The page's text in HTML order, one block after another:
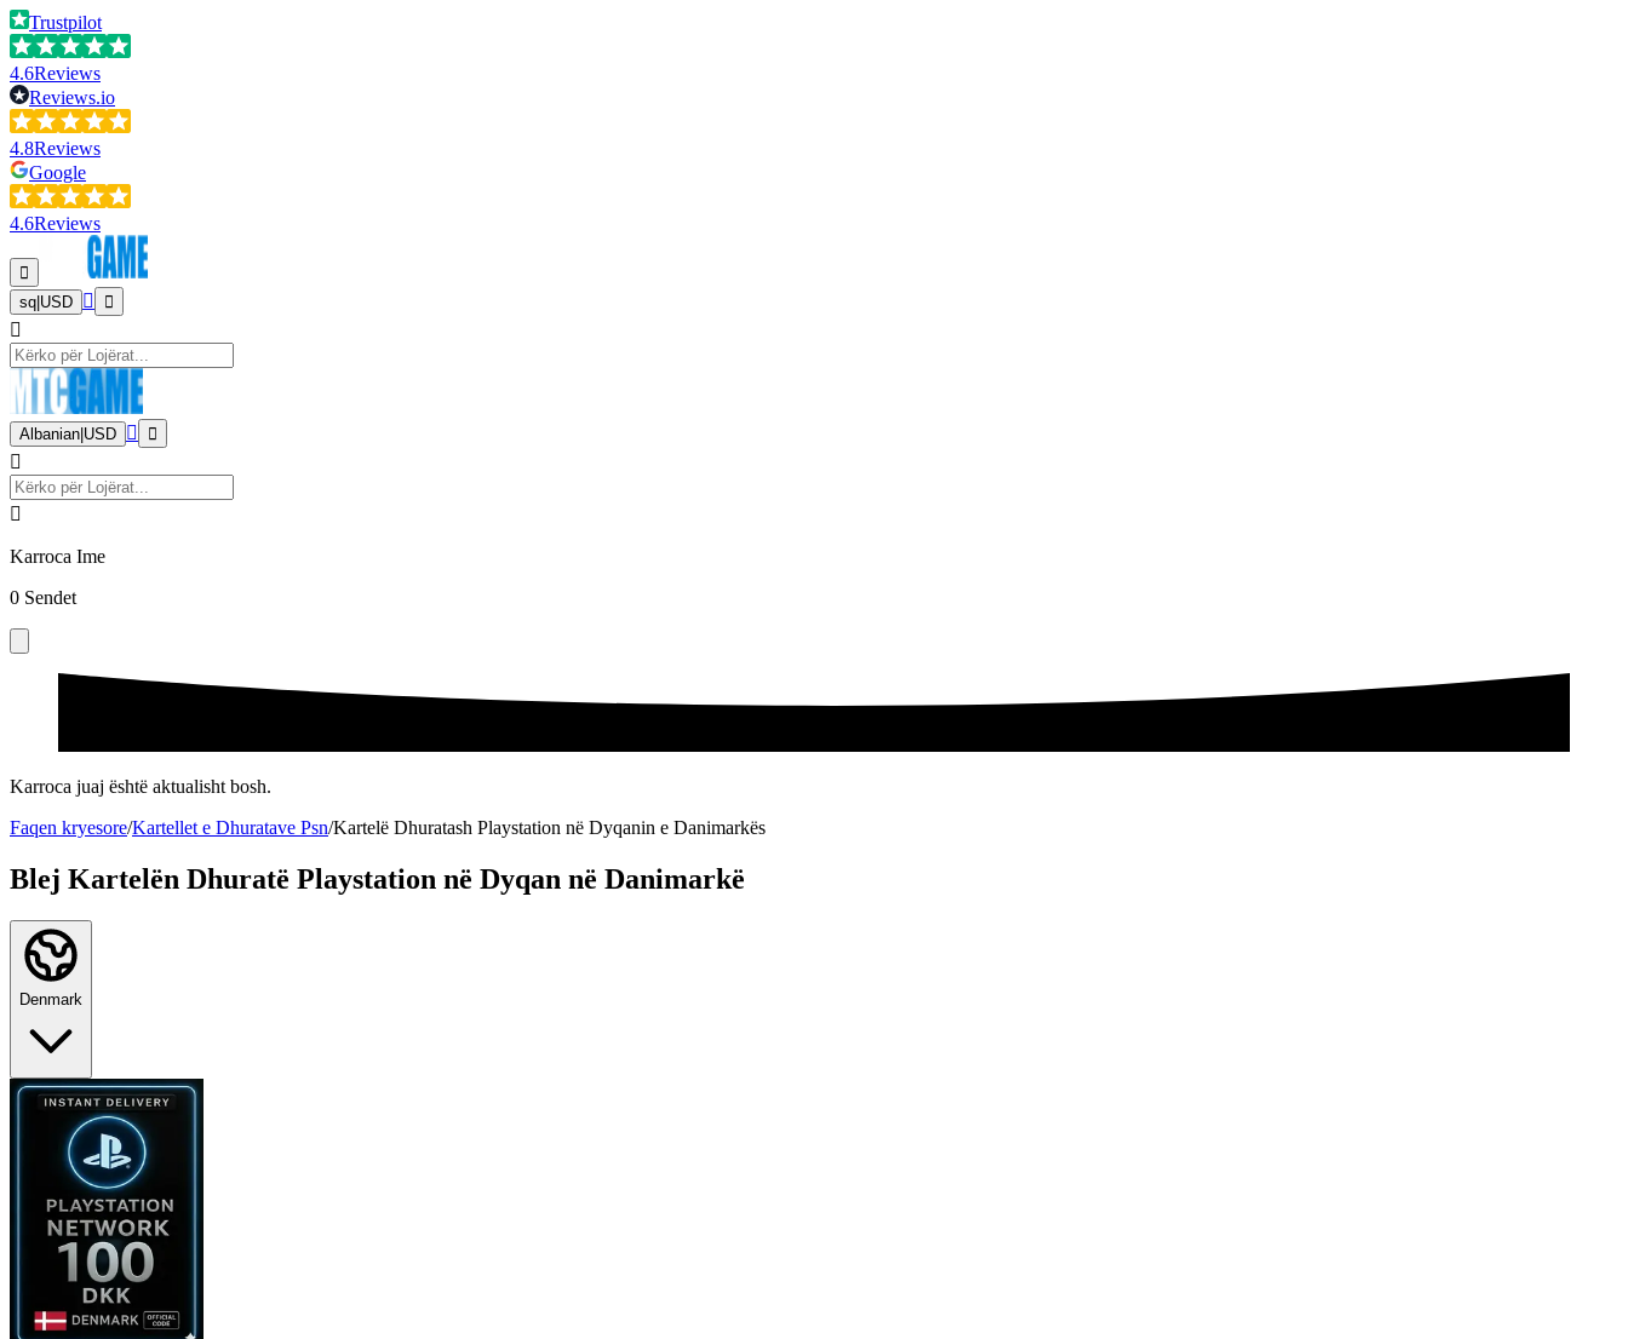
Trustpilot
4.6Reviews
Reviews.io
4.8Reviews
Google
4.6Reviews
sq USD
Albanian USD
Karroca Ime
0 Sendet
Karroca juaj është aktualisht bosh.
Faqen kryesore/Kartellet e Dhuratave Psn/Kartelë Dhuratash Playstation në Dyqanin e Danimarkës
Blej Kartelën Dhuratë Playstation në Dyqan në Danimarkë
Denmark